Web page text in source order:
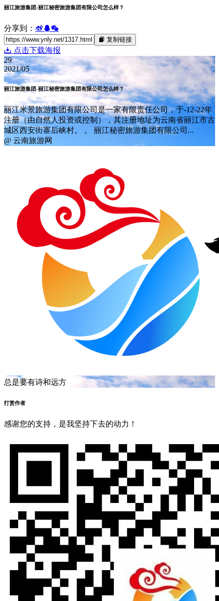
丽江旅游集团-丽江秘密旅游集团有限公司怎么样？
分享到：
复制链接
点击下载海报
29
2021/05
丽江旅游集团-丽江秘密旅游集团有限公司怎么样？
丽江米景旅游集团有限公司是一家有限责任公司，于-12-22年
注册（由自然人投资或控制），其注册地址为云南省丽江市古
城区西安街寨后峡村。 。 丽江秘密旅游集团有限公司...
@ 云南旅游网
总是要有诗和远方
打赏作者
感谢您的支持，是我坚持下去的动力！